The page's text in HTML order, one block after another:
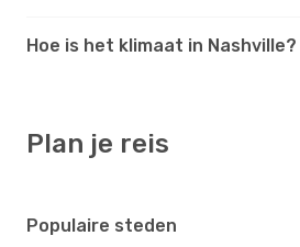
Hoe is het klimaat in Nashville?
Plan je reis
Populaire steden